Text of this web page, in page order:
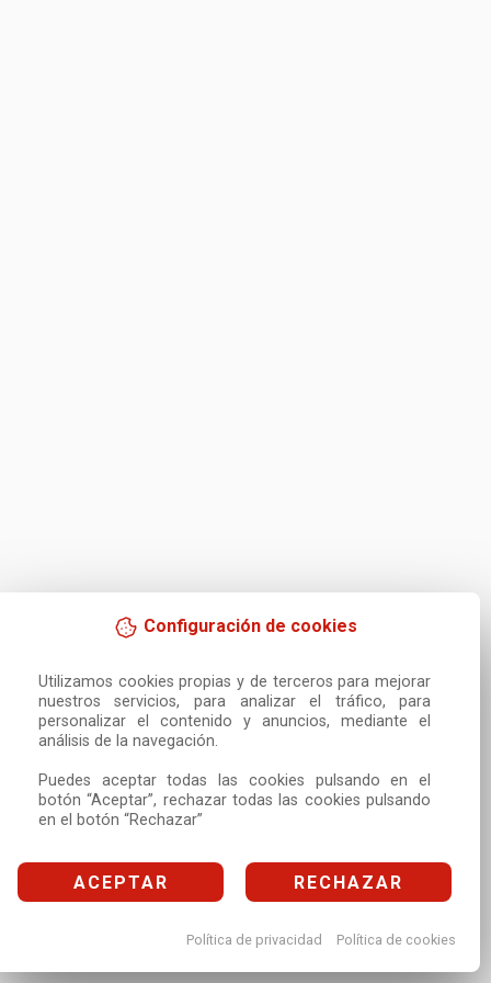
Configuración de cookies
Utilizamos cookies propias y de terceros para mejorar
nuestros servicios, para analizar el tráfico, para
personalizar el contenido y anuncios, mediante el
análisis de la navegación.
Puedes aceptar todas las cookies pulsando en el
botón “Aceptar”, rechazar todas las cookies pulsando
en el botón “Rechazar”
ACEPTAR RECHAZAR
Política de privacidad Política de cookies